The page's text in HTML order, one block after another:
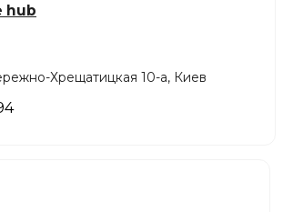
hub
Хрещатицкая 10-а, Киев